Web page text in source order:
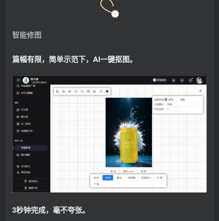
智能修图
篇幅有限，简单示范下，AI一键抠图。
3秒钟完成，毫不夸张。